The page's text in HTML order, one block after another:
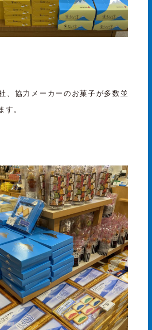
、協力メーカーのお菓子が多数並
す。